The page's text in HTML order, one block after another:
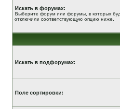
Искать в форумах:
Выберите форум или форумы, в которых
отключили соответствующую опцию ниже.
Искать в подфорумах:
Поле сортировки: